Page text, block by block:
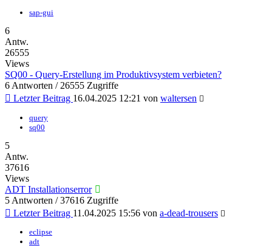
sap-gui
6
Antw.
26555
Views
SQ00 - Query-Erstellung im Produktivsystem verbieten?
6 Antworten / 26555 Zugriffe
Letzter Beitrag 16.04.2025 12:21 von waltersen
query
sq00
5
Antw.
37616
Views
ADT Installationserror
5 Antworten / 37616 Zugriffe
Letzter Beitrag 11.04.2025 15:56 von a-dead-trousers
eclipse
adt